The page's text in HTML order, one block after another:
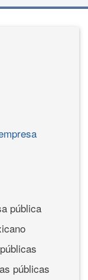
pública
públicas